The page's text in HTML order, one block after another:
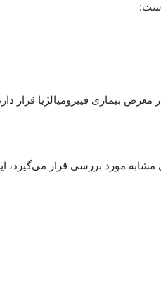
است:
معرض بیماری فیبرومیالژیا قرار
مورد بررسی قرار می‌گیرد،